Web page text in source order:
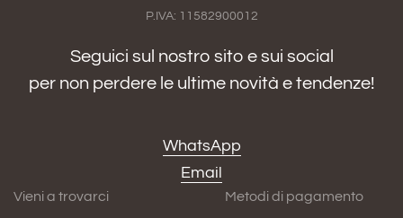
P.IVA: 11582900012
Seguici sul nostro sito e sui social
per non perdere le ultime novità e tendenze!
WhatsApp
Email
Vieni a trovarci Metodi di pagamento